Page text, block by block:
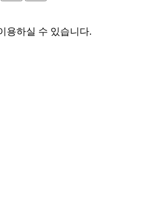
용하실 수 있습니다.